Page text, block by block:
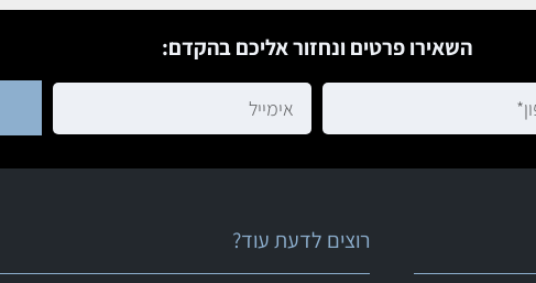
השאירו פרטים ונחזור אליכם בהקדם:
רוצים לדעת עוד?